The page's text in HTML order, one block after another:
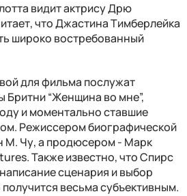
видит актрису Дрю
что Джастина Тимберлейка
широко востребованный
для фильма послужат
“Женщина во мне”,
и моментально ставшие
Режиссером биографической
М. Чу, а продюсером - Марк
Также известно, что Спирс
сценария и выбор
получится весьма субъективным.